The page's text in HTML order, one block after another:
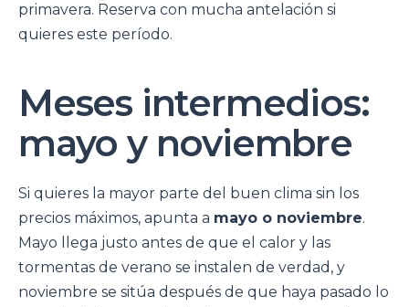
primavera. Reserva con mucha antelación si
quieres este período.
Meses intermedios:
mayo y noviembre
Si quieres la mayor parte del buen clima sin los
precios máximos, apunta a mayo o noviembre.
Mayo llega justo antes de que el calor y las
tormentas de verano se instalen de verdad, y
noviembre se sitúa después de que haya pasado lo